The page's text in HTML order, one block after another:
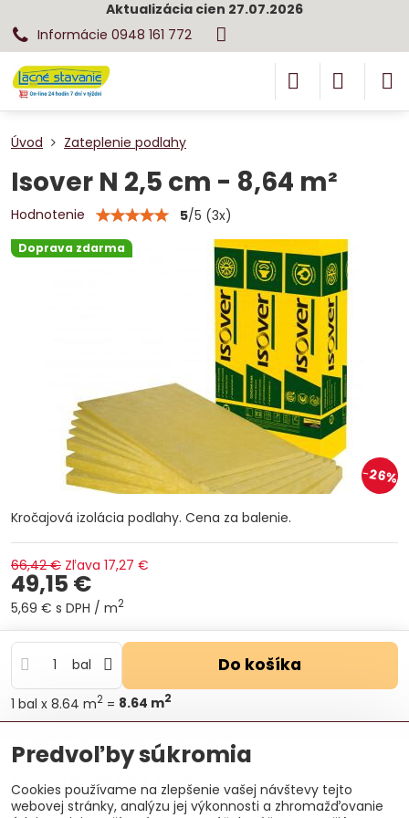
Aktualizácia cien 27.07.2026
Informácie 0948 161 772
Doprava zdarma
26%
Úvod Zateplenie podlahy
Isover N 2,5 cm - 8,64 m²
Hodnotenie 5/5 (3x)
Kročajová izolácia podlahy. Cena za balenie.
66,42 € Zľava 17,27 €
49,15 €
5,69 € s DPH / m2
bal Do košíka
1 bal x 8.64 m2 = 8.64 m2
Otázka k produktu
Doručenia
Výrobca:
ISOVER Saint-Gobain
Predvoľby súkromia
Cookies používame na zlepšenie vašej návštevy tejto
webovej stránky, analýzu jej výkonnosti a zhromažďovanie